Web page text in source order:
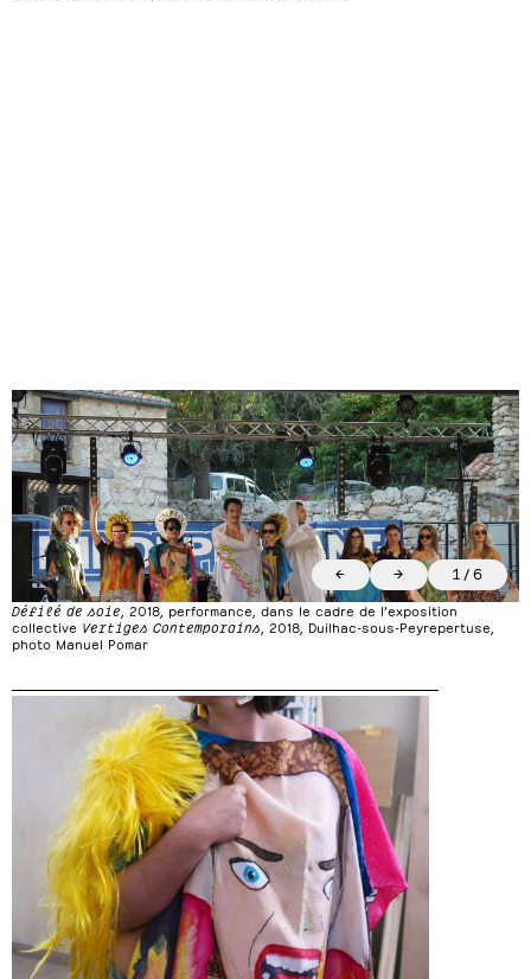
← → 1 /6
Défilé de soie, 2018, performance, dans le cadre de l’exposition
collective Vertiges Contemporains, 2018, Duilhac-sous-Peyrepertuse,
photo Manuel Pomar